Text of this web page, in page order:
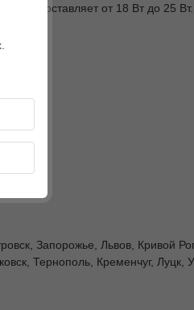
составляет от 18 Вт до 25 Вт.
Запорожье, Львов, Кривой
Тернополь, Кременчуг, Луцк,